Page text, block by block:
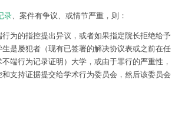
录、案件有争议、或情节严重，则：
为的指控提出异议，或者如果指定院长拒绝给予
是屡犯者（现有已签署的解决协议表或之前在任
端行为记录证明）大学，或由于罪行的严重性，
支持证据提交给学术行为委员会，然后该委员会